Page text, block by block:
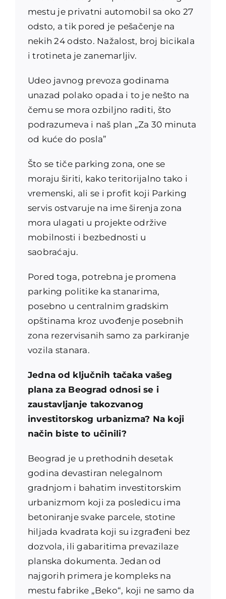
mestu je privatni automobil sa oko 27
odsto, a tik pored je pešačenje na
nekih 24 odsto. Nažalost, broj bicikala
i trotineta je zanemarljiv.
Udeo javnog prevoza godinama
unazad polako opada i to je nešto na
čemu se mora ozbiljno raditi, što
podrazumeva i naš plan „Za 30 minuta
od kuće do posla”
Što se tiče parking zona, one se
moraju širiti, kako teritorijalno tako i
vremenski, ali se i profit koji Parking
servis ostvaruje na ime širenja zona
mora ulagati u projekte održive
mobilnosti i bezbednosti u
saobraćaju.
Pored toga, potrebna je promena
parking politike ka stanarima,
posebno u centralnim gradskim
opštinama kroz uvođenje posebnih
zona rezervisanih samo za parkiranje
vozila stanara.
Jedna od ključnih tačaka vašeg
plana za Beograd odnosi se i
zaustavljanje takozvanog
investitorskog urbanizma? Na koji
način biste to učinili?
Beograd je u prethodnih desetak
godina devastiran nelegalnom
gradnjom i bahatim investitorskim
urbanizmom koji za posledicu ima
betoniranje svake parcele, stotine
hiljada kvadrata koji su izgrađeni bez
dozvola, ili gabaritima prevazilaze
planska dokumenta. Jedan od
najgorih primera je kompleks na
mestu fabrike „Beko“, koji ne samo da